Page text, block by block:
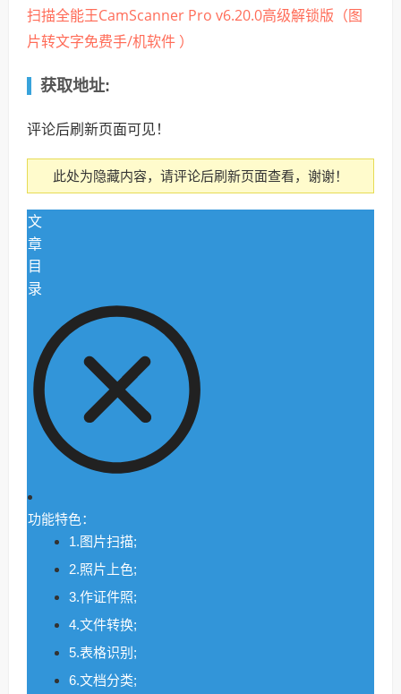
扫描全能王CamScanner Pro v6.20.0高级解锁版（图
片转文字免费手/机软件 ）
获取地址:
评论后刷新页面可见！
此处为隐藏内容，请评论后刷新页面查看，谢谢！
文
章
目
录
功能特色：
1.图片扫描;
2.照片上色;
3.作证件照;
4.文件转换;
5.表格识别;
6.文档分类;